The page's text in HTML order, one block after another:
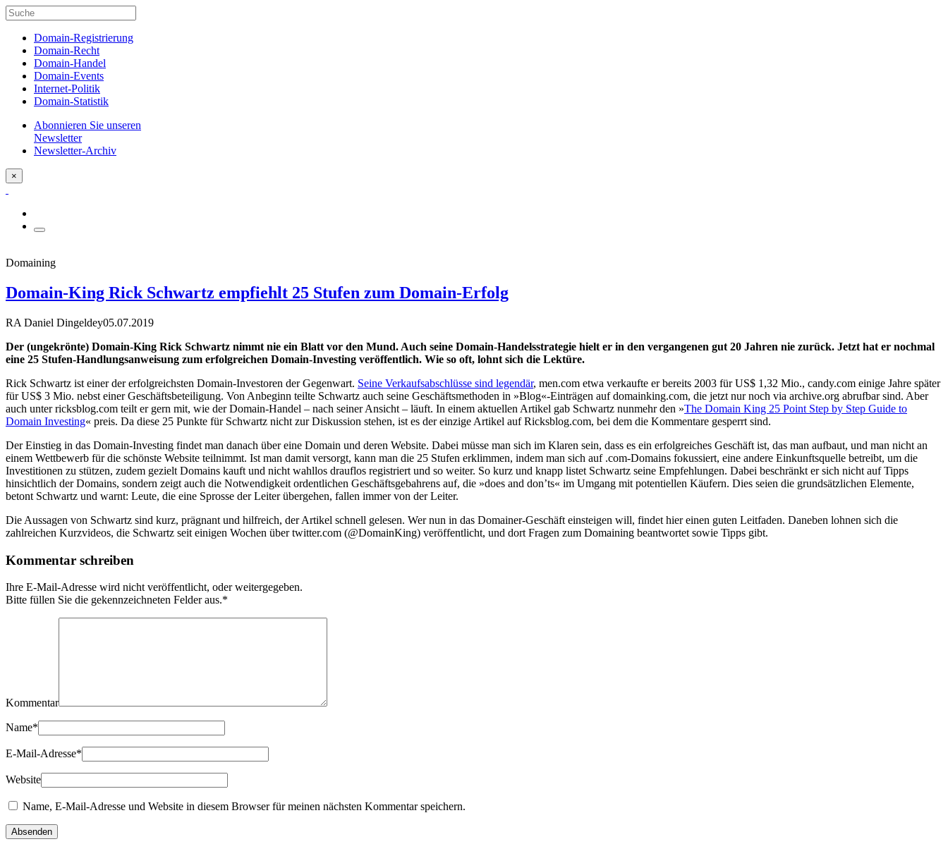
Domain-Registrierung
Domain-Recht
Domain-Handel
Domain-Events
Internet-Politik
Domain-Statistik
Abonnieren Sie unseren
Newsletter
Newsletter-Archiv
×
Domaining
Domain-King Rick Schwartz empfiehlt 25 Stufen zum Domain-Erfolg
RA Daniel Dingeldey05.07.2019
Der (ungekrönte) Domain-King Rick Schwartz nimmt nie ein Blatt vor den Mund. Auch seine Domain-Handelsstrategie hielt er in den vergangenen gut 20 Jahren nie zurück. Jetzt hat er nochmal
eine 25 Stufen-Handlungsanweisung zum erfolgreichen Domain-Investing veröffentlich. Wie so oft, lohnt sich die Lektüre.
Rick Schwartz ist einer der erfolgreichsten Domain-Investoren der Gegenwart. Seine Verkaufsabschlüsse sind legendär, men.com etwa verkaufte er bereits 2003 für US$ 1,32 Mio., candy.com einige Jahre später
für US$ 3 Mio. nebst einer Geschäftsbeteiligung. Von Anbeginn teilte Schwartz auch seine Geschäftsmethoden in »Blog«-Einträgen auf domainking.com, die jetzt nur noch via archive.org abrufbar sind. Aber
auch unter ricksblog.com teilt er gern mit, wie der Domain-Handel – nach seiner Ansicht – läuft. In einem aktuellen Artikel gab Schwartz nunmehr den »The Domain King 25 Point Step by Step Guide to
Domain Investing« preis. Da diese 25 Punkte für Schwartz nicht zur Diskussion stehen, ist es der einzige Artikel auf Ricksblog.com, bei dem die Kommentare gesperrt sind.
Der Einstieg in das Domain-Investing findet man danach über eine Domain und deren Website. Dabei müsse man sich im Klaren sein, dass es ein erfolgreiches Geschäft ist, das man aufbaut, und man nicht an
einem Wettbewerb für die schönste Website teilnimmt. Ist man damit versorgt, kann man die 25 Stufen erklimmen, indem man sich auf .com-Domains fokussiert, eine andere Einkunftsquelle betreibt, um die
Investitionen zu stützen, zudem gezielt Domains kauft und nicht wahllos drauflos registriert und so weiter. So kurz und knapp listet Schwartz seine Empfehlungen. Dabei beschränkt er sich nicht auf Tipps
hinsichtlich der Domains, sondern zeigt auch die Notwendigkeit ordentlichen Geschäftsgebahrens auf, die »does and don’ts« im Umgang mit potentiellen Käufern. Dies seien die grundsätzlichen Elemente,
betont Schwartz und warnt: Leute, die eine Sprosse der Leiter übergehen, fallen immer von der Leiter.
Die Aussagen von Schwartz sind kurz, prägnant und hilfreich, der Artikel schnell gelesen. Wer nun in das Domainer-Geschäft einsteigen will, findet hier einen guten Leitfaden. Daneben lohnen sich die
zahlreichen Kurzvideos, die Schwartz seit einigen Wochen über twitter.com (@DomainKing) veröffentlicht, und dort Fragen zum Domaining beantwortet sowie Tipps gibt.
Kommentar schreiben
Ihre E-Mail-Adresse wird nicht veröffentlicht, oder weitergegeben.
Bitte füllen Sie die gekennzeichneten Felder aus.*
Kommentar
Name*
E-Mail-Adresse*
Website
Name, E-Mail-Adresse und Website in diesem Browser für meinen nächsten Kommentar speichern.